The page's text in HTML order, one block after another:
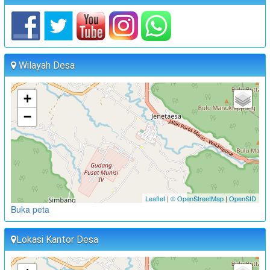
Lokasi : Aula Kantor Desa Sambueja
Koordinator : JUFRI (Sekretaris Desa Sambueja)
PENGABDIAN MASYARAKAT FAKULTAS FARMASI UNHAS
Waktu
Lokasi : Aula Kantor Desa Sambueja
Koordinator : Ahmad Syauqi
SOSIALISASI PENCEGAHAN NARKOBA DAN TUBERKULOSIS
(TBC)
Waktu : 28 Juni 2024 09:00:00
Lokasi : Aula Kantor Desa Sambueja
Koordinator : JUFRI (SEKDES SAMBUEJA)
PELATIHAN PEMBERDAYAAN PEREMPUAN TAHUN
ANGGARAN 2024
Waktu : 02 Juli 2024 09:00:00
Wilayah Desa
+
−
Leaflet | © OpenStreetMap | OpenSID
Buka peta
Lokasi Kantor Desa